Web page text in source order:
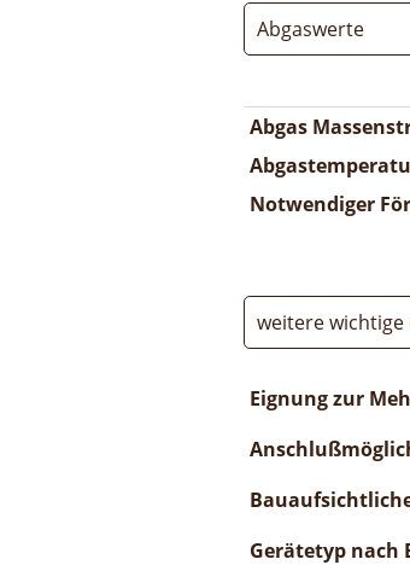
Abgaswerte
Abgas
Notwendiger
weitere
Eignung zur
Gerätetyp nach